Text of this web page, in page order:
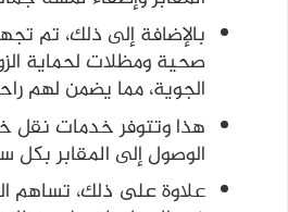
بالإضافة إلى ذلك، تم
صحية ومظلات لحماية
الجوية، مما يضمن لهم
هذا وتتوفر خدمات نقل
الوصول إلى المقابر بكل
علاوة على ذلك، تساهم